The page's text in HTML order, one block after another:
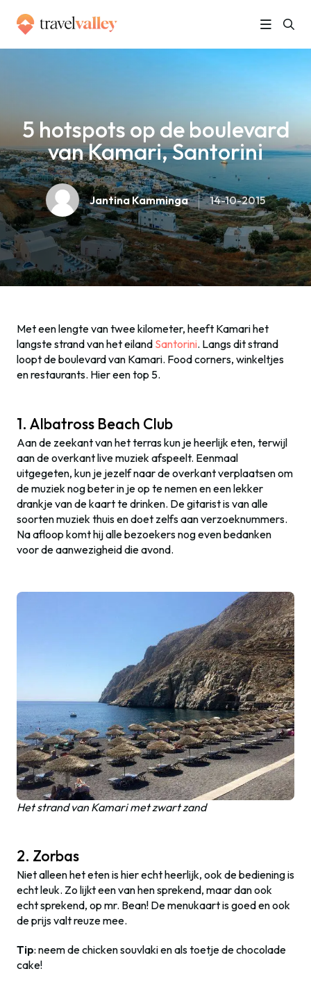
5 hotspots op de boulevard
van Kamari, Santorini
Jantina Kamminga 14-10-2015
Met een lengte van twee kilometer, heeft Kamari het
langste strand van het eiland Santorini. Langs dit strand
loopt de boulevard van Kamari. Food corners, winkeltjes
en restaurants. Hier een top 5.
1. Albatross Beach Club
Aan de zeekant van het terras kun je heerlijk eten, terwijl
aan de overkant live muziek afspeelt. Eenmaal
uitgegeten, kun je jezelf naar de overkant verplaatsen om
de muziek nog beter in je op te nemen en een lekker
drankje van de kaart te drinken. De gitarist is van alle
soorten muziek thuis en doet zelfs aan verzoeknummers.
Na afloop komt hij alle bezoekers nog even bedanken
voor de aanwezigheid die avond.
Het strand van Kamari met zwart zand
2. Zorbas
Niet alleen het eten is hier echt heerlijk, ook de bediening is
echt leuk. Zo lijkt een van hen sprekend, maar dan ook
echt sprekend, op mr. Bean! De menukaart is goed en ook
de prijs valt reuze mee.
Tip: neem de chicken souvlaki en als toetje de chocolade
cake!